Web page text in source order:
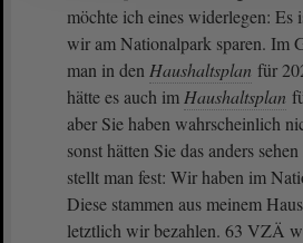
möchte ich eines widerlegen: Es
wir am Nationalpark sparen. Im
man in den Haushaltsplan für
hätte es auch im Haushaltsplan
aber Sie haben wahrscheinlich
sonst hätten Sie das anders
stellt man fest: Wir haben im
Diese stammen aus meinem
letztlich wir bezahlen. 63 VZÄ